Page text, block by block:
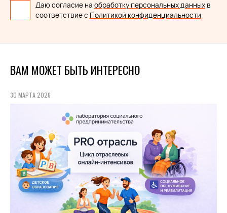
Даю согласие на обработку персональных данных в
соответствие с Политикой конфиденциальности
ВАМ МОЖЕТ БЫТЬ ИНТЕРЕСНО
30 МАРТА 2026